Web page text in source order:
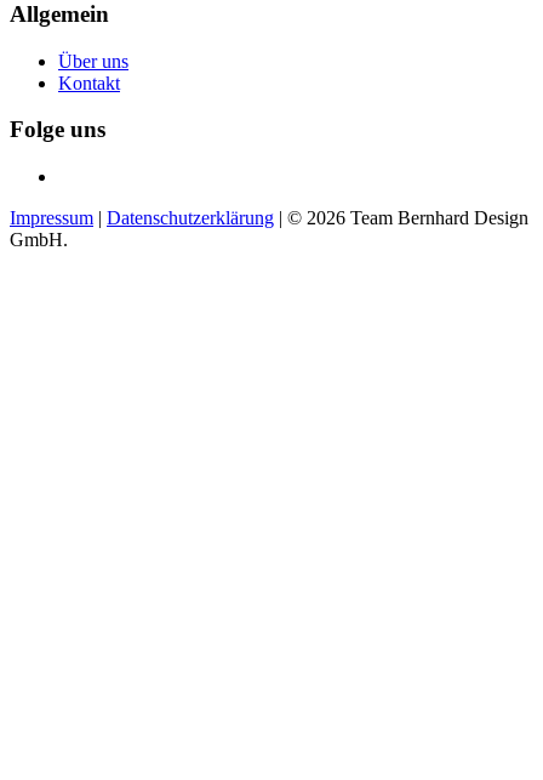
Allgemein
Über uns
Kontakt
Folge uns
Impressum | Datenschutzerklärung | © 2026 Team Bernhard Design
GmbH.